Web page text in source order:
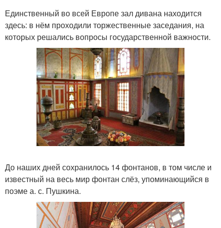
Единственный во всей Европе зал дивана находится
здесь: в нём проходили торжественные заседания, на
которых решались вопросы государственной важности.
До наших дней сохранилось 14 фонтанов, в том числе и
известный на весь мир фонтан слёз, упоминающийся в
поэме а. с. Пушкина.